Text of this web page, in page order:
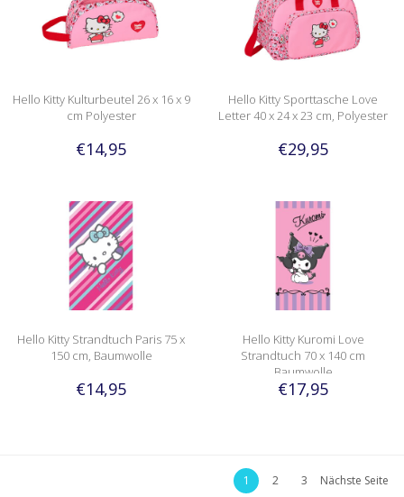
Hello Kitty Kulturbeutel 26 x 16 x 9
cm Polyester
€14,95
Hello Kitty Sporttasche Love
Letter 40 x 24 x 23 cm, Polyester
€29,95
Hello Kitty Strandtuch Paris 75 x
150 cm, Baumwolle
€14,95
Hello Kitty Kuromi Love
Strandtuch 70 x 140 cm
Baumwolle
€17,95
1 2 3 Nächste Seite